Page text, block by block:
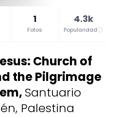
1
Fotos
4.3k
Popularidad
Church of
the Pilgrimage
, Santuario
Palestina